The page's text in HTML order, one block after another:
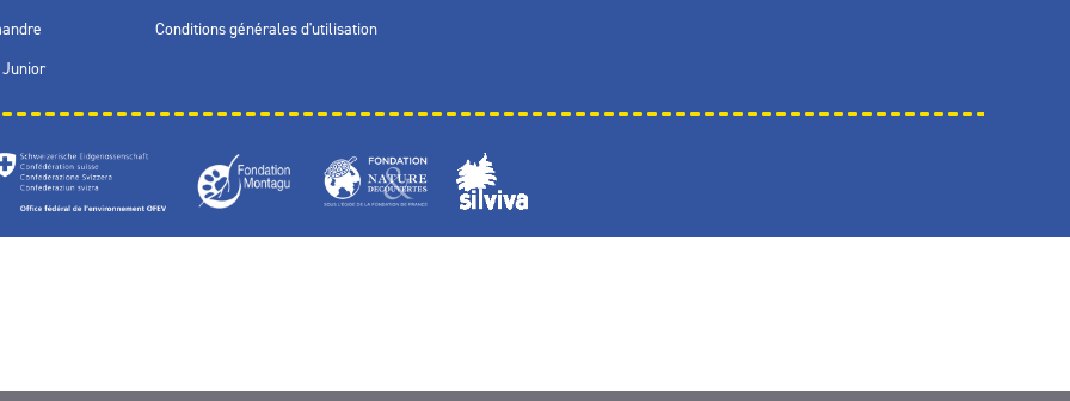
Conditions générales d'utilisation